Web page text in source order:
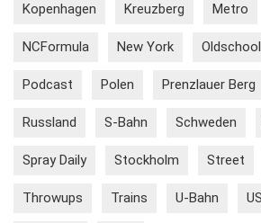
Kopenhagen Kreuzberg Metro
NCFormula New York Oldschool
Podcast Polen Prenzlauer Berg
Russland S-Bahn Schweden
Spray Daily Stockholm Street
Throwups Trains U-Bahn